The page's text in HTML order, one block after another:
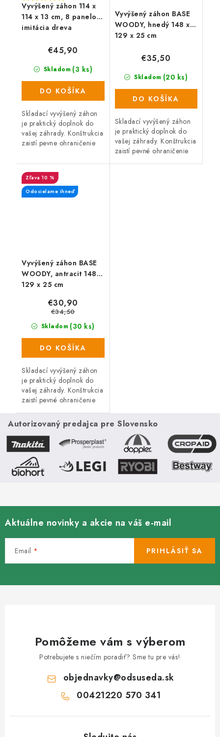
Vyvýšený záhon 114 x
114 x 13 cm, 8 panelov
imitácia dreva
Skladom (3 ks)
€45,90
DO KOŠÍKA
Skladací vyvýšený záhon
je praktický doplnok do
vašej záhrady. Konštrukcia
zaistí pevne ohraničenie
stále upravený. Záhon sa
skladá z 8 panelov, ktoré...
Vyvýšený záhon BASE
WOODY, hnedý 148 x
129 x 25 cm
Skladom (20 ks)
€35,50
DO KOŠÍKA
Skladací vyvýšený záhon
je praktický doplnok do
vašej záhrady. Konštrukcia
zaistí pevné ohraničenie
Vyvýšený záhon BASE
WOODY, antracit 148 x
129 x 25 cm
10 %
Odosielame ihneď
Skladom (30 ks)
€30,90
€34,50
DO KOŠÍKA
Skladací vyvýšený záhon
je praktický doplnok do
vašej záhrady. Konštrukcia
zaistí pevné ohraničenie
stále upravený. Záhon je
nastaviteľný a prikúpením...
Autorizovaný predajca pre Slovensko
Aktuálne novinky a akcie na váš e-mail
Email PRIHLÁSIŤ SA
Pomôžeme vám s výberom
Potrebujete s niečím poradiť? Sme tu pre vás!
objednavky@odsuseda.sk
00421220 570 341